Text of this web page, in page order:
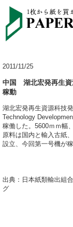
2011/11/25
中国 湖北宏発再生資
稼動
湖北宏発再生資源科技
Technology
稼働した。5600ｍｍ幅
原料は国内と輸入古紙
設立、今回第一号機が
出典：日本紙類輸出組
グ